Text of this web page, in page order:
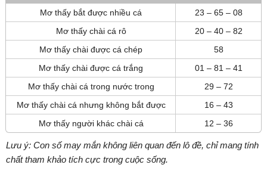
Mơ thấy bắt được nhiều cá
23 – 65 – 08
Mơ thấy chài cá rô
20 – 40 – 82
Mơ thấy chài được cá chép
58
Mơ thấy chài được cá trắng
01 – 81 – 41
Mơ thấy chài cá trong nước trong
29 – 72
Mơ thấy chài cá nhưng không bắt được
16 – 43
Mơ thấy người khác chài cá
12 – 36
Lưu ý: Con số may mắn không liên quan đến lô đề, chỉ mang tính
chất tham khảo tích cực trong cuộc sống.